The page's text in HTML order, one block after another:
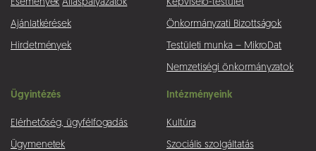
Események Álláspályázatok
Ajánlatkérések
Hirdetmények
Képviselő-testület
Önkormányzati Bizottságok
Testületi munka – MikroDat
Nemzetiségi önkormányzatok
Ügyintézés
Elérhetőség, ügyfélfogadás
Ügymenetek
Intézményeink
Kultúra
Szociális szolgáltatás